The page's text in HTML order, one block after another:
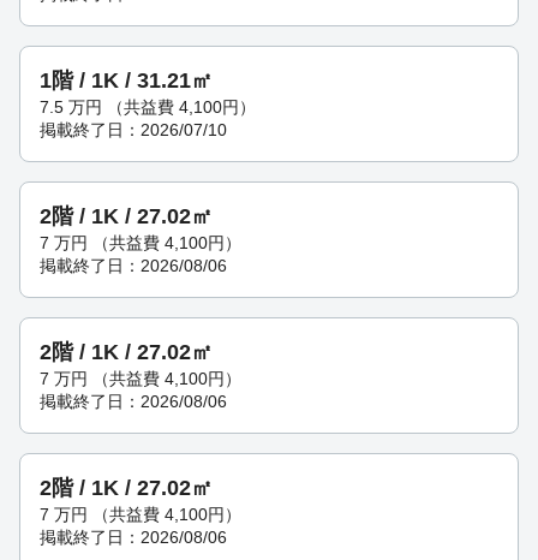
1階 / 1K / 31.21㎡
7.5 万円 （共益費 4,100円）
掲載終了日：2026/07/10
2階 / 1K / 27.02㎡
7 万円 （共益費 4,100円）
掲載終了日：2026/08/06
2階 / 1K / 27.02㎡
7 万円 （共益費 4,100円）
掲載終了日：2026/08/06
2階 / 1K / 27.02㎡
7 万円 （共益費 4,100円）
掲載終了日：2026/08/06